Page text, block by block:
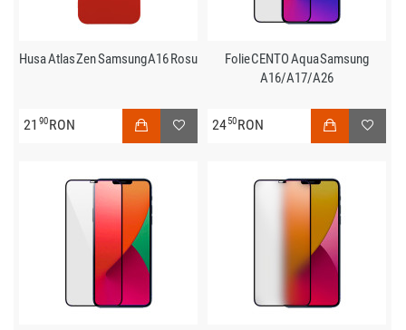
Husa Atlas Zen Samsung A16 Rosu
21 90RON
Folie CENTO Aqua Samsung
A16/A17/A26
2450RON